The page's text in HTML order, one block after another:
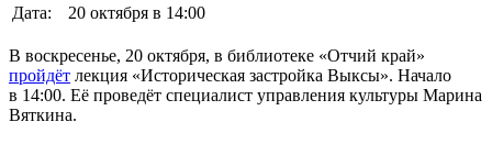
Дата:
20 октября в 14:00
В воскресенье, 20 октября, в библиотеке «Отчий край»
пройдёт лекция «Историческая застройка Выксы». Начало
в 14:00. Её проведёт специалист управления культуры Марина
Вяткина.